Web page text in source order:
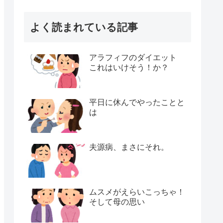
よく読まれている記事
アラフィフのダイエット
これはいけそう！か？
平日に休んでやったことと
は
夫源病、まさにそれ。
ムスメがえらいこっちゃ！
そして母の思い